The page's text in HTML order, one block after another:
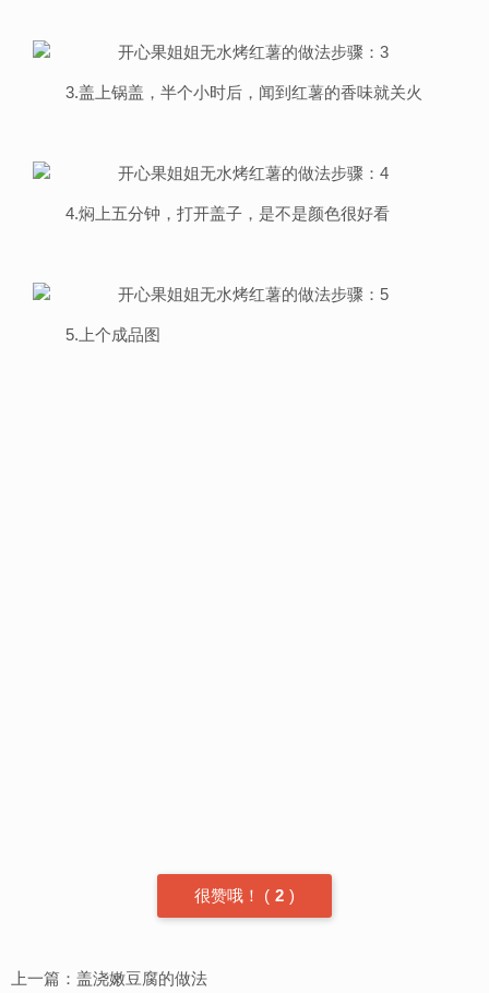
3.盖上锅盖，半个小时后，闻到红薯的香味就关火
4.焖上五分钟，打开盖子，是不是颜色很好看
5.上个成品图
很赞哦！ ( 2 )
上一篇： 盖浇嫩豆腐的做法